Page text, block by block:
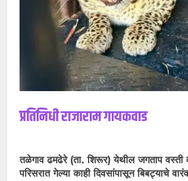
प्रतिनिधी राजाराम गायकवाड
तळेगाव ढमढेरे (ता. शिरूर) येथील जगताप वस्ती
परिसरात गेल्या काही दिवसांपासून बिबट्याचे